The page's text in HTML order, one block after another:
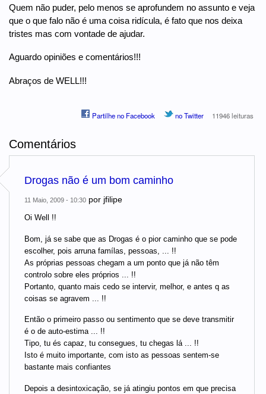
Quem não puder, pelo menos se aprofundem no assunto e veja
que o que falo não é uma coisa ridícula, é fato que nos deixa
tristes mas com vontade de ajudar.
Aguardo opiniões e comentários!!!
Abraços de WELL!!!
Partilhe no Facebook no Twitter 11946 leituras
Comentários
Drogas não é um bom caminho
11 Maio, 2009 - 10:30 por jfilipe
Oi Well !!
Bom, já se sabe que as Drogas é o pior caminho que se pode
escolher, pois arruna famílas, pessoas, ... !!
As próprias pessoas chegam a um ponto que já não têm
controlo sobre eles próprios ... !!
Portanto, quanto mais cedo se intervir, melhor, e antes q as
coisas se agravem ... !!
Então o primeiro passo ou sentimento que se deve transmitir
é o de auto-estima ... !!
Tipo, tu és capaz, tu consegues, tu chegas lá ... !!
Isto é muito importante, com isto as pessoas sentem-se
bastante mais confiantes
Depois a desintoxicação, se já atingiu pontos em que precisa